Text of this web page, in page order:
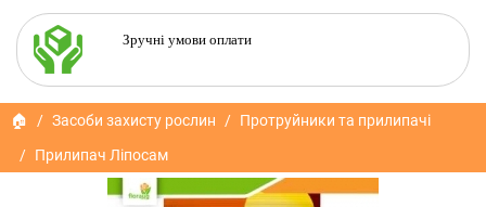
Зручні умови оплати
🏠 Засоби захисту рослин
Протруйники та прилипачі
Прилипач Ліпосам